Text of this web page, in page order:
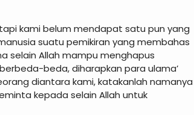
kami belum mendapat satu pun yang
suatu pemikiran yang membahas
selain Allah mampu menghapus
beda, diharapkan para ulama’
diantara kami, katakanlah namanya
kepada selain Allah untuk